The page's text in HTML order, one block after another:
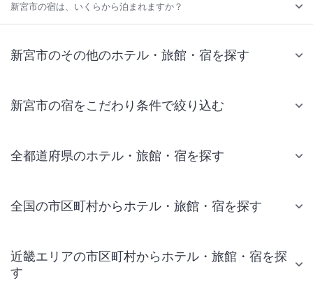
新宮市の宿は、いくらから泊まれますか？
新宮市のその他のホテル・旅館・宿を探す
新宮市の宿をこだわり条件で絞り込む
全都道府県のホテル・旅館・宿を探す
全国の市区町村からホテル・旅館・宿を探す
近畿エリアの市区町村からホテル・旅館・宿を探
す